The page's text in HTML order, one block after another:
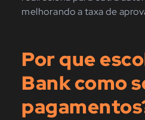
melhorando a taxa de
Por que
Bank como